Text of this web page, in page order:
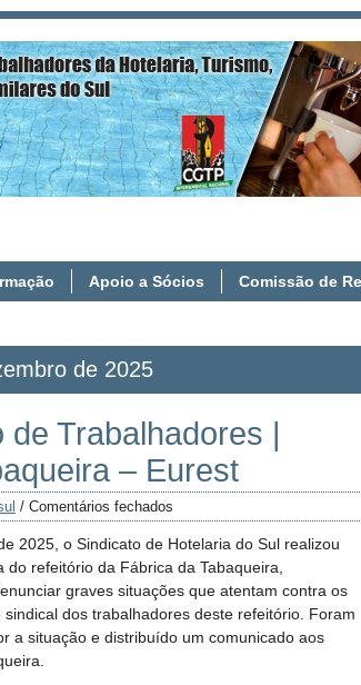
Apoio a Sócios Comissão de
de 2025
Trabalhadores |
– Eurest
/ Comentários fechados
2025, o Sindicato de Hotelaria do Sul realizou
refeitório da Fábrica da Tabaqueira,
graves situações que atentam contra os
dos trabalhadores deste refeitório. Foram
a situação e distribuído um comunicado aos